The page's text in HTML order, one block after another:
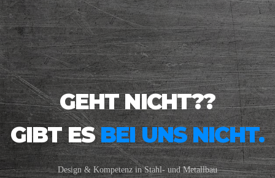
GEHT NICHT??
GIBT ESBEI UNS NICHT.
Design & Kompetenz in Stahl- und Metallbau